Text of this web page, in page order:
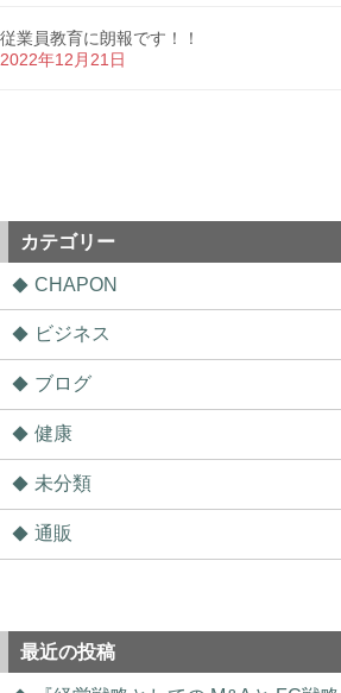
従業員教育に朗報です！！
2022年12月21日
カテゴリー
CHAPON
ビジネス
ブログ
健康
未分類
通販
最近の投稿